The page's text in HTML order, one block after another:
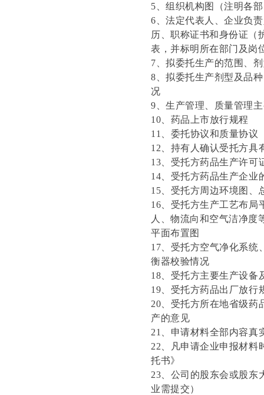
5、组织机构图（注明各
6、法定代表人、企业负
历、职称证书和身份证（
表，并标明所在部门及岗
7、拟委托生产的范围、
8、拟委托生产剂型及品
况
9、生产管理、质量管理
10、药品上市放行规程
11、委托协议和质量协议
12、持有人确认受托方具
13、受托方药品生产许可
14、受托方药品生产企业
15、受托方周边环境图、
16、受托方生产工艺布局
人、物流向和空气洁净度
平面布置图
17、受托方空气净化系统
衡器校验情况
18、受托方主要生产设备
19、受托方药品出厂放行
20、受托方所在地省级药
产的意见
21、申请材料全部内容真
22、凡申请企业申报材料
托书》
23、公司的股东会或股东
业需提交）